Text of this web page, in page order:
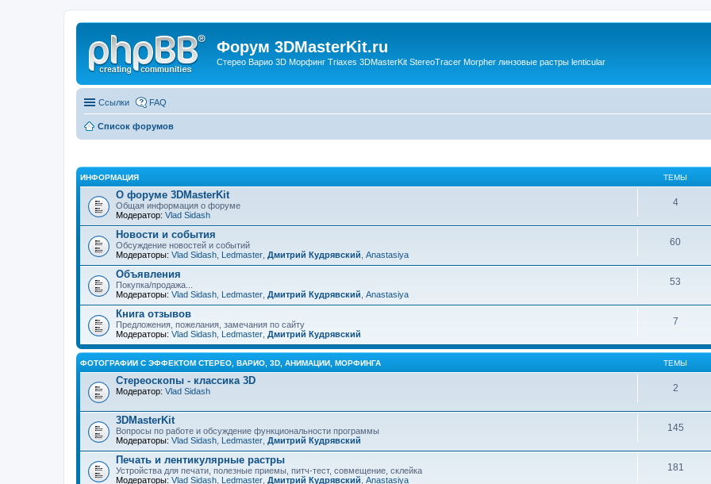
Форум 3DMasterKit.ru
Стерео Варио 3D Морфинг Triaxes 3DMasterKit StereoTracer Morpher линзовые растры lenticular
Ссылки FAQ
Список форумов
ИНФОРМАЦИЯ ТЕМЫ
О форуме 3DMasterKit
Общая информация о форуме
Модератор: Vlad Sidash
4
Новости и события
Обсуждение новостей и событий
Модераторы: Vlad Sidash Ledmaster Дмитрий Кудрявский Anastasiya
60
Объявления
Покупка/продажа...
Модераторы: Vlad Sidash Ledmaster Дмитрий Кудрявский Anastasiya
53
Книга отзывов
Предложения, пожелания, замечания по сайту
Модераторы: Vlad Sidash Ledmaster Дмитрий Кудрявский
7
ФОТОГРАФИИ С ЭФФЕКТОМ СТЕРЕО, ВАРИО, 3D, АНИМАЦИИ, МОРФИНГА ТЕМЫ
Стереоскопы - классика 3D
Модератор: Vlad Sidash 2
3DMasterKit
Вопросы по работе и обсуждение функциональности программы
Модераторы: Vlad Sidash Ledmaster Дмитрий Кудрявский
145
Печать и лентикулярные растры
Устройства для печати, полезные приемы, питч-тест, совмещение, склейка
Модераторы: Vlad Sidash Ledmaster Дмитрий Кудрявский Anastasiya
181